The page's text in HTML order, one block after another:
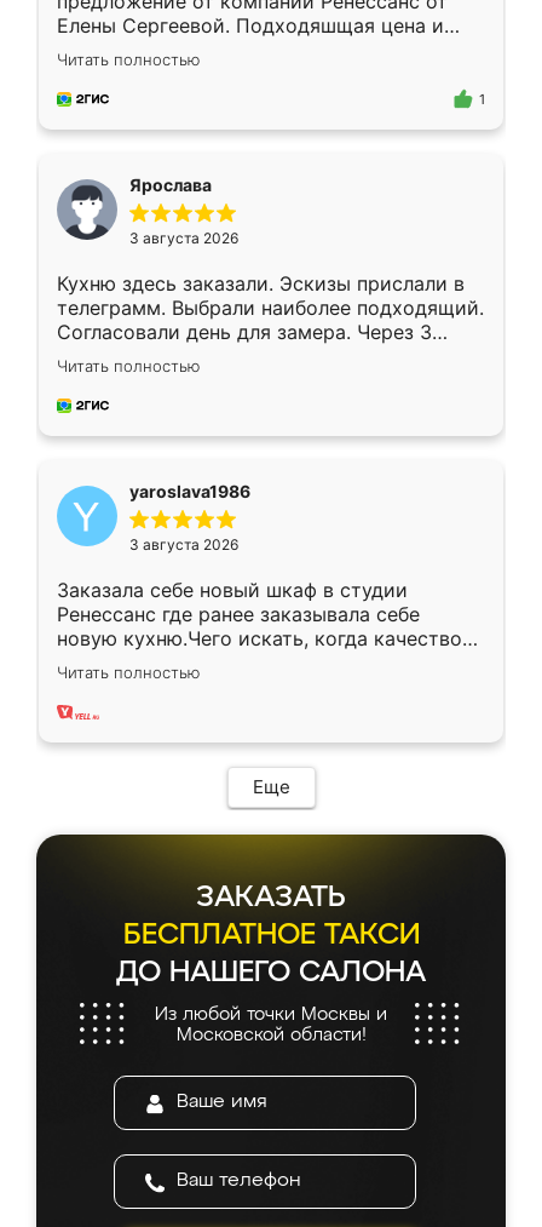
Елены Сергеевой. Подходяшщая цена и
короткие сроки изготовления. Приехавший
для замера сотрудник Владислав
предложил по моему эскизу самый
Читать полностью
1
Ярослава
3 августа 2026
Кухню здесь заказали. Эскизы прислали в
телеграмм. Выбрали наиболее подходящий.
Согласовали день для замера. Через 3
недели кухня была уже готова. Остались
довольны работой. Спасибо Ренессанс
мебель за качественную работу!
Читать полностью
yaroslava1986
3 августа 2026
Заказала себе новый шкаф в студии
Ренессанс где ранее заказывала себе
новую кухню.Чего искать, когда качеством
вполне довольна. Служит кухня уже почти
два года, нареканий нет.
Читать полностью
Еще
ЗАКАЗАТЬ
БЕСПЛАТНОЕ ТАКСИ
ДО НАШЕГО САЛОНА
Из любой точки Москвы и
Московской области!